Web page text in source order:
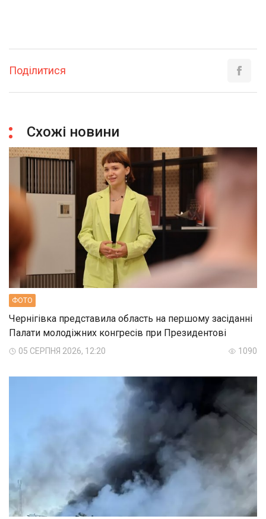
Поділитися
Схожі новини
ФОТО
Чернігівка представила область на першому засіданні
Палати молодіжних конгресів при Президентові
05 СЕРПНЯ 2026, 12:20 1090